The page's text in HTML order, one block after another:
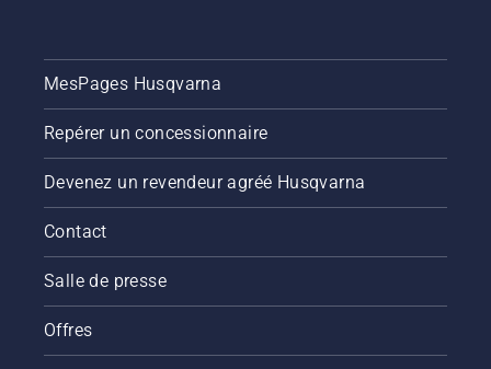
MesPages Husqvarna
Repérer un concessionnaire
Devenez un revendeur agréé Husqvarna
Contact
Salle de presse
Offres